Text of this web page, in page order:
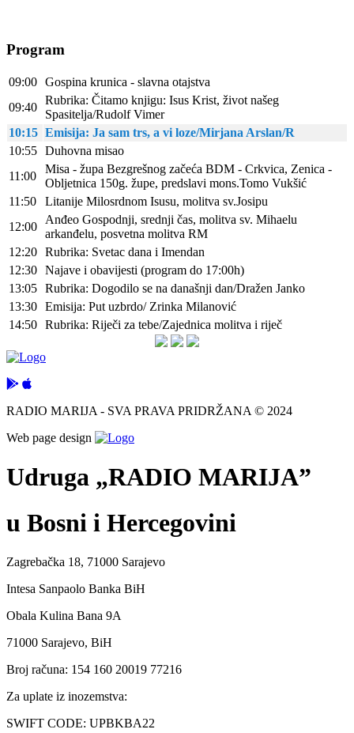
Program
09:00 Gospina krunica - slavna otajstva
09:40
Rubrika: Čitamo knjigu: Isus Krist, život našeg
Spasitelja/Rudolf Vimer
10:15 Emisija: Ja sam trs, a vi loze/Mirjana Arslan/R
10:55 Duhovna misao
11:00
Misa - župa Bezgrešnog začeća BDM - Crkvica, Zenica -
Obljetnica 150g. župe, predslavi mons.Tomo Vukšić
11:50
Litanije Milosrdnom Isusu, molitva sv.Josipu
12:00
Anđeo Gospodnji, srednji čas, molitva sv. Mihaelu
arkanđelu, posvetna molitva RM
12:20 Rubrika: Svetac dana i Imendan
12:30 Najave i obavijesti (program do 17:00h)
13:05 Rubrika: Dogodilo se na današnji dan/Dražen Janko
13:30 Emisija: Put uzbrdo/ Zrinka Milanović
14:50 Rubrika: Riječi za tebe/Zajednica molitva i riječ
RADIO MARIJA - SVA PRAVA PRIDRŽANA © 2024
Web page design
Udruga „RADIO MARIJA”
u Bosni i Hercegovini
Zagrebačka 18, 71000 Sarajevo
Intesa Sanpaolo Banka BiH
Obala Kulina Bana 9A
71000 Sarajevo, BiH
Broj računa: 154 160 20019 77216
Za uplate iz inozemstva:
SWIFT CODE: UPBKBA22